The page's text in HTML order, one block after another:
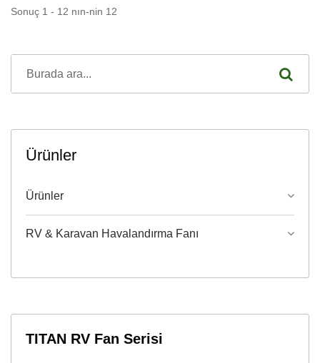
Sonuç 1 - 12 nın-nin 12
Ürünler
Ürünler
RV & Karavan Havalandırma Fanı
TITAN RV Fan Serisi